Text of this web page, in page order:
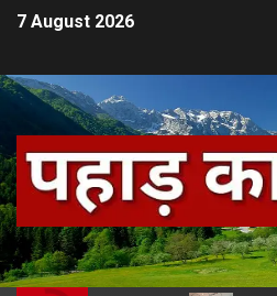
7 August 2026